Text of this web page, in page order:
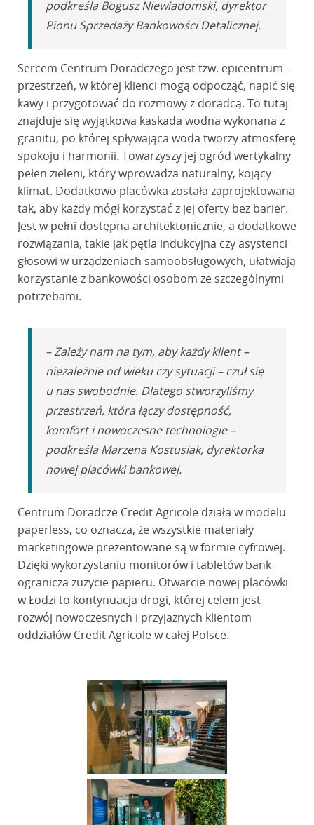
podkreśla Bogusz Niewiadomski, dyrektor
Pionu Sprzedaży Bankowości Detalicznej.
Sercem Centrum Doradczego jest tzw. epicentrum –
przestrzeń, w której klienci mogą odpocząć, napić się
kawy i przygotować do rozmowy z doradcą. To tutaj
znajduje się wyjątkowa kaskada wodna wykonana z
granitu, po której spływająca woda tworzy atmosferę
spokoju i harmonii. Towarzyszy jej ogród wertykalny
pełen zieleni, który wprowadza naturalny, kojący
klimat. Dodatkowo placówka została zaprojektowana
tak, aby każdy mógł korzystać z jej oferty bez barier.
Jest w pełni dostępna architektonicznie, a dodatkowe
rozwiązania, takie jak pętla indukcyjna czy asystenci
głosowi w urządzeniach samoobsługowych, ułatwiają
korzystanie z bankowości osobom ze szczególnymi
potrzebami.
– Zależy nam na tym, aby każdy klient –
niezależnie od wieku czy sytuacji – czuł się
u nas swobodnie. Dlatego stworzyliśmy
przestrzeń, która łączy dostępność,
komfort i nowoczesne technologie –
podkreśla Marzena Kostusiak, dyrektorka
nowej placówki bankowej.
Centrum Doradcze Credit Agricole działa w modelu
paperless, co oznacza, że wszystkie materiały
marketingowe prezentowane są w formie cyfrowej.
Dzięki wykorzystaniu monitorów i tabletów bank
ogranicza zużycie papieru. Otwarcie nowej placówki
w Łodzi to kontynuacja drogi, której celem jest
rozwój nowoczesnych i przyjaznych klientom
oddziałów Credit Agricole w całej Polsce.